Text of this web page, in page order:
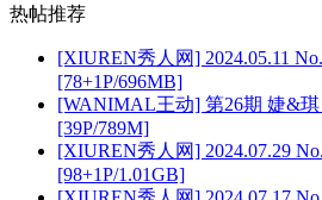
热帖推荐
[XIUREN秀人网] 2024.05.11
[78+1P/696MB]
[WANIMAL王动] 第26期 婕&
[39P/789M]
[XIUREN秀人网] 2024.07.29
[98+1P/1.01GB]